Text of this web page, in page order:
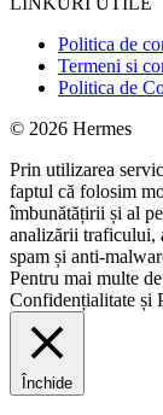
Politica de
Termeni si
Politica de
© 2026 Hermes
Prin utilizarea
faptul că folosim
îmbunătățirii și al
analizării traficului,
spam și anti-
Pentru mai multe
Confidențialitate și
Închide